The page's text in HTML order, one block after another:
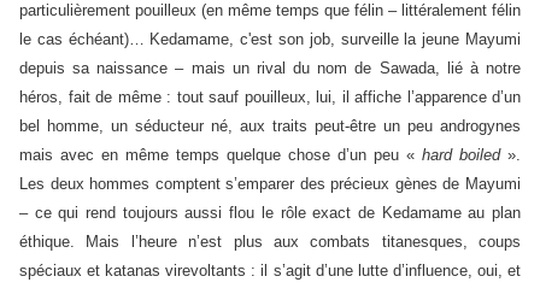
particulièrement pouilleux (en même temps que félin – littéralement félin
le cas échéant)… Kedamame, c'est son job, surveille la jeune Mayumi
depuis sa naissance – mais un rival du nom de Sawada, lié à notre
héros, fait de même : tout sauf pouilleux, lui, il affiche l’apparence d’un
bel homme, un séducteur né, aux traits peut-être un peu androgynes
mais avec en même temps quelque chose d’un peu « hard boiled».
Les deux hommes comptent s’emparer des précieux gènes de Mayumi
– ce qui rend toujours aussi flou le rôle exact de Kedamame au plan
éthique. Mais l’heure n’est plus aux combats titanesques, coups
spéciaux et katanas virevoltants : il s’agit d’une lutte d’influence, oui, et